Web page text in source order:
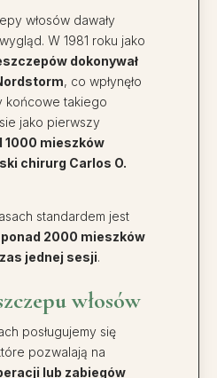
włosów dawały
W 1981 roku jako
dokonywał
, co wpłynęło
końcowe takiego
jako pierwszy
1000 mieszków
chirurg Carlos O.
standardem jest
2000 mieszków
jednej sesji.
włosów
posługujemy się
pozwalają na
lub zabiegów